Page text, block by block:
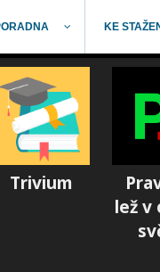
KE
Trivium
lež v